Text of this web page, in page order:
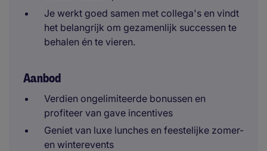
Je werkt goed samen met collega's en vindt
het belangrijk om gezamenlijk successen te
behalen én te vieren.
Aanbod
Verdien ongelimiteerde bonussen en
profiteer van gave incentives
Geniet van luxe lunches en feestelijke zomer-
en winterevents